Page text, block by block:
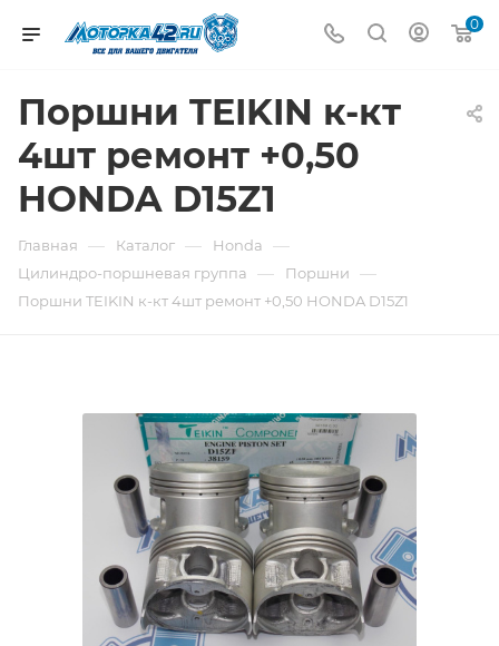
0
Поршни TEIKIN к-кт
4шт ремонт +0,50
HONDA D15Z1
Главная — Каталог — Honda —
Цилиндро-поршневая группа — Поршни —
Поршни TEIKIN к-кт 4шт ремонт +0,50 HONDA D15Z1